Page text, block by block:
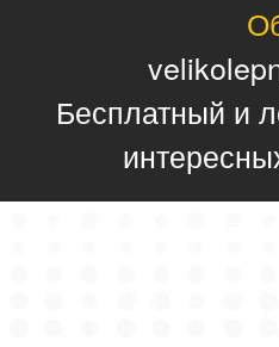
Бесплатный и